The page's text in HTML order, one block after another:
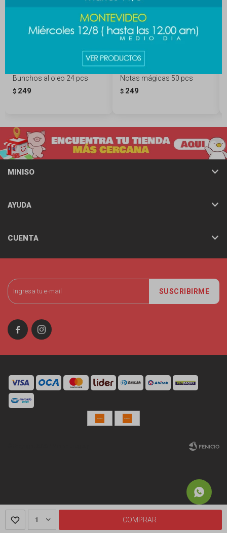
1 COMPRAR
Bunchos al oleo 24 pcs
$ 249
Notas mágicas 50 pcs
$ 249
SUSCRIBIRME
 
MINISO
AYUDA
CUENTA